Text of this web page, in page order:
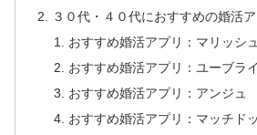
３０代・４０代におすすめの婚活
おすすめ婚活アプリ：マリッシュ
おすすめ婚活アプリ：ユーブラ
おすすめ婚活アプリ：アンジュ
おすすめ婚活アプリ：マッチド